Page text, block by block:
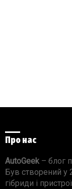
Про нас
AutoGeek– блог
Був створений у
гібриди і